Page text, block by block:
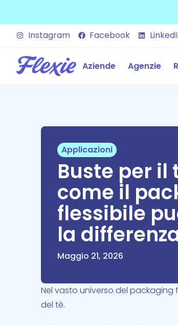
Instagram Facebook
Aziende Agenzie
Applicazioni
Buste per il
come il
flessibile
la
Maggio 21, 2026
Nel vasto universo del
del tè.